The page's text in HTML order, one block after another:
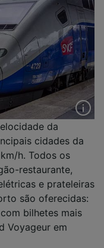
da
cidades da
h. Todos os
restaurante,
e prateleiras
são oferecidas:
bilhetes mais
Voyageur em